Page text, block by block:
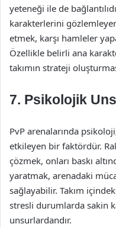
yeteneği ile de
karakterlerini
etmek, karşı hamleler
Özellikle belirli ana
takımın strateji
7. Psikolojik
PvP arenalarında
etkileyen bir faktördür.
çözmek, onları baskı
yaratmak, arenadaki
sağlayabilir. Takım
stresli durumlarda sakin
unsurlardandır.